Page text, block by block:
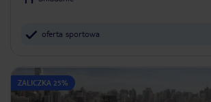
oferta sportowa
ZALICZKA 25%